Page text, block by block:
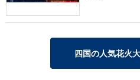
四国の人気花火